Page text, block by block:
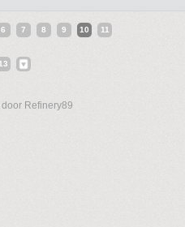
6 7 8 9 10 11
13
Refinery89